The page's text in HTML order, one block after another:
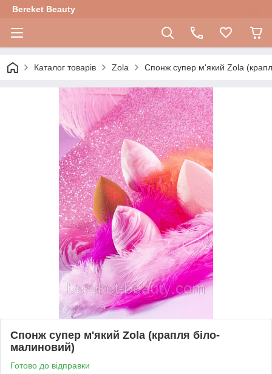
Bereket Beauty
Каталог товарів Zola Спонж супер м'який Zola
Спонж супер м'який Zola (крапля біло-
малиновий)
Готово до відправки